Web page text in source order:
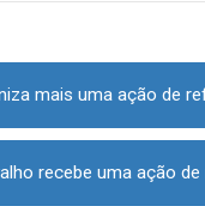
recebe uma ação